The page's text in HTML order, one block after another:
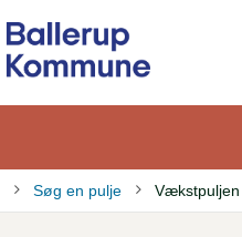
Søg en pulje Vækstpuljen